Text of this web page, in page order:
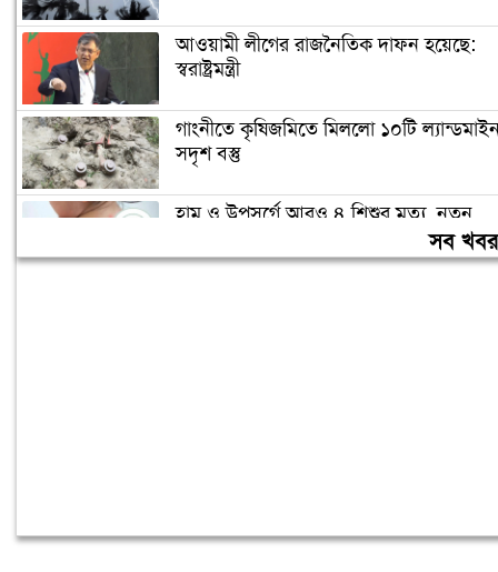
আওয়ামী লীগের রাজনৈতিক দাফন হয়েছে:
স্বরাষ্ট্রমন্ত্রী
গাংনীতে কৃষিজমিতে মিললো ১০টি
সদৃশ বস্তু
হাম ও উপসর্গে আরও ৪ শিশুর মৃত্যু, নতুন
সব